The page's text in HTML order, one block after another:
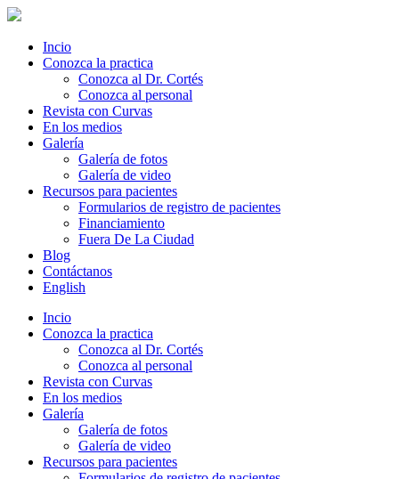
Incio
Conozca la practica
Conozca al Dr. Cortés
Conozca al personal
Revista con Curvas
En los medios
Galería
Galería de fotos
Galería de video
Recursos para pacientes
Formularios de registro de pacientes
Financiamiento
Fuera De La Ciudad
Blog
Contáctanos
English
Incio
Conozca la practica
Conozca al Dr. Cortés
Conozca al personal
Revista con Curvas
En los medios
Galería
Galería de fotos
Galería de video
Recursos para pacientes